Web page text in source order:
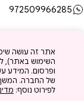
972509966285
Facebook
עגליס.
אתר זה עושה
השימוש באתר),
ופרסום. המידע
של החברה. המשך
לפירוט נוסף: